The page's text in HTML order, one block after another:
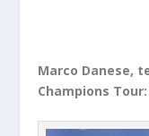
Marco Danese,
Champions Tour: